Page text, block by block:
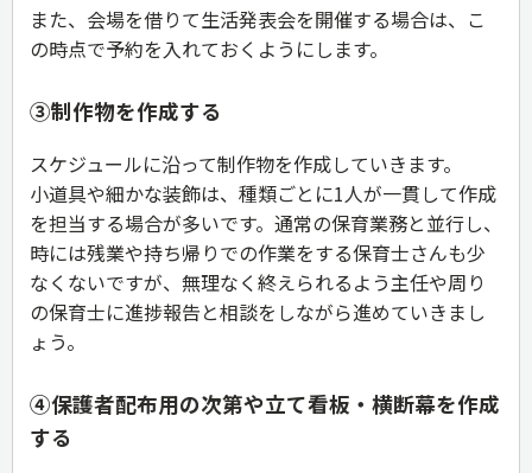
また、会場を借りて生活発表会を開催する場合は、こ
の時点で予約を入れておくようにします。
③制作物を作成する
スケジュールに沿って制作物を作成していきます。
小道具や細かな装飾は、種類ごとに1人が一貫して作成
を担当する場合が多いです。通常の保育業務と並行し、
時には残業や持ち帰りでの作業をする保育士さんも少
なくないですが、無理なく終えられるよう主任や周り
の保育士に進捗報告と相談をしながら進めていきまし
ょう。
④保護者配布用の次第や立て看板・横断幕を作成
する